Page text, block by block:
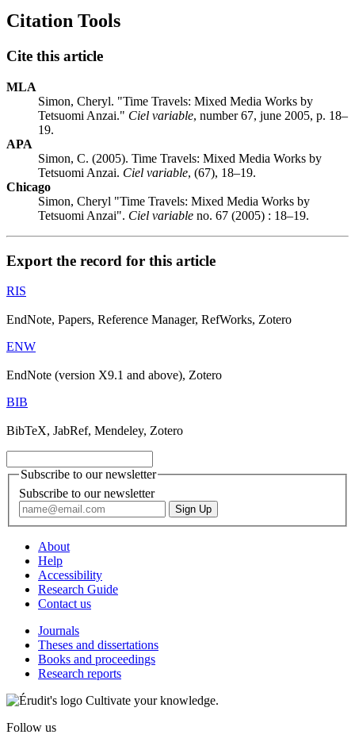
Citation Tools
Cite this article
MLA
Simon, Cheryl. "Time Travels: Mixed Media Works by
Tetsuomi Anzai." Ciel variable, number 67, june 2005, p. 18–
19.
APA
Simon, C. (2005). Time Travels: Mixed Media Works by
Tetsuomi Anzai. Ciel variable, (67), 18–19.
Chicago
Simon, Cheryl "Time Travels: Mixed Media Works by
Tetsuomi Anzai". Ciel variable no. 67 (2005) : 18–19.
Export the record for this article
RIS
EndNote, Papers, Reference Manager, RefWorks, Zotero
ENW
EndNote (version X9.1 and above), Zotero
BIB
BibTeX, JabRef, Mendeley, Zotero
Subscribe to our newsletter
Subscribe to our newsletter
About
Help
Accessibility
Research Guide
Contact us
Journals
Theses and dissertations
Books and proceedings
Research reports
Cultivate your knowledge.
Follow us